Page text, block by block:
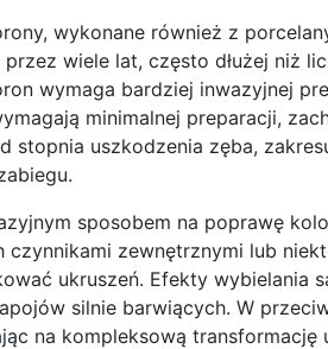
wykonane również z
wiele lat, często dłużej niż
wymaga bardziej inwazyjnej
minimalnej preparacji,
stopnia uszkodzenia zęba,
sposobem na poprawę
zewnętrznymi lub
ukruszeń. Efekty wybielania
silnie barwiących. W
na kompleksową transformację